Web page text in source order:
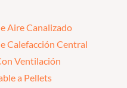
Aire Canalizado
Calefacción Central
Ventilación
a Pellets